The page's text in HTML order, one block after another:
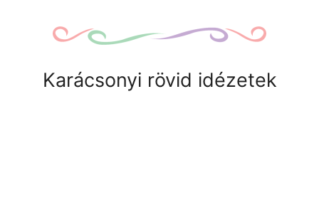
Karácsonyi rövid idézetek